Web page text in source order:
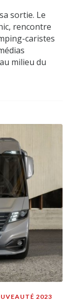
sortie. Le
rencontre
caristes
milieu du
2023